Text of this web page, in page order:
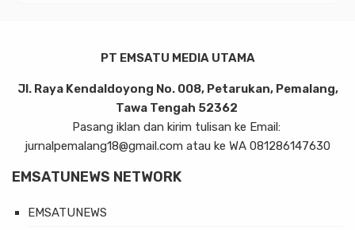
PT EMSATU MEDIA UTAMA
Jl. Raya Kendaldoyong No. 008, Petarukan, Pemalang,
Tawa Tengah 52362
Pasang iklan dan kirim tulisan ke Email:
jurnalpemalang18@gmail.com atau ke WA 081286147630
EMSATUNEWS NETWORK
EMSATUNEWS